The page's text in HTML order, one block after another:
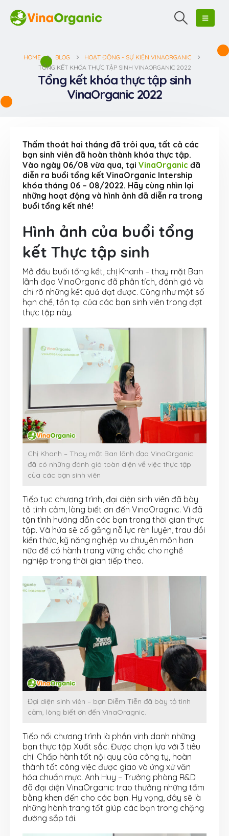
HOME BLOG
HOẠT ĐỘNG - SỰ KIỆN VINAORGANIC
TỔNG KẾT KHÓA THỰC TẬP SINH VINAORGANIC 2022
Tổng kết khóa thực tập sinh
VinaOrganic 2022
Thấm thoát hai tháng đã trôi qua, tất cả các
bạn sinh viên đã hoàn thành khóa thực tập.
Vào ngày 06/08 vừa qua, tại VinaOrganic đã
diễn ra buổi tổng kết VinaOrganic Intership
khóa tháng 06 – 08/2022. Hãy cùng nhìn lại
những hoạt động và hình ảnh đã diễn ra trong
buổi tổng kết nhé!
Hình ảnh của buổi tổng
kết Thực tập sinh
Mở đầu buổi tổng kết, chị Khanh – thay mặt Ban
lãnh đạo VinaOrganic đã phân tích, đánh giá và
chỉ rõ những kết quả đạt được. Cũng như một số
hạn chế, tồn tại của các bạn sinh viên trong đợt
thực tập này.
Chị Khanh – Thay mặt Ban lãnh đạo VinaOrganic
đã có những đánh giá toàn diện về việc thực tập
của các bạn sinh viên
Tiếp tục chương trình, đại diện sinh viên đã bày
tỏ tình cảm, lòng biết ơn đến VinaOragnic. Vì đã
tận tình hướng dẫn các bạn trong thời gian thực
tập. Và hứa sẽ cố gắng nỗ lực rèn luyện, trau dồi
kiến thức, kỹ năng nghiệp vụ chuyên môn hơn
nữa để có hành trang vững chắc cho nghề
nghiệp trong thời gian tiếp theo.
Đại diện sinh viên – bạn Diễm Tiễn đã bày tỏ tình
cảm, lòng biết ơn đến VinaOragnic.
Tiếp nối chương trình là phần vinh danh những
bạn thực tập Xuất sắc. Được chọn lựa với 3 tiêu
chí: Chấp hành tốt nội quy của công ty, hoàn
thành tốt công việc được giao và ứng xử văn
hóa chuẩn mực. Anh Huy – Trưởng phòng R&D
đã đại diện VinaOrganic trao thưởng những tấm
bằng khen đến cho các bạn. Hy vọng, đây sẽ là
những hành trang tốt giúp các bạn trong chặng
đường sắp tới.